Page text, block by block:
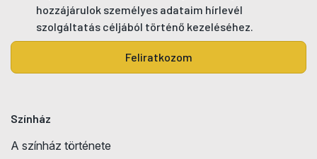
hozzájárulok személyes adataim hírlevél
szolgáltatás céljából történő kezeléséhez.
Feliratkozom
Színház
A színház története